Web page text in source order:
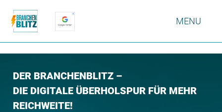
MENU
DER BRANCHENBLITZ –
DIE DIGITALE ÜBERHOLSPUR FÜR MEHR
REICHWEITE!